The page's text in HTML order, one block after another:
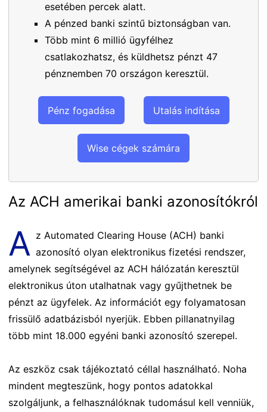
esetében percek alatt.
A pénzed banki szintű biztonságban van.
Több mint 6 millió ügyfélhez
csatlakozhatsz, és küldhetsz pénzt 47
pénznemben 70 országon keresztül.
Pénz fogadása Utalás indítása
Wise cégek számára
Az ACH amerikai banki azonosítókról
A z Automated Clearing House (ACH) banki
azonosító olyan elektronikus fizetési rendszer,
amelynek segítségével az ACH hálózatán keresztül
elektronikus úton utalhatnak vagy gyűjthetnek be
pénzt az ügyfelek. Az információt egy folyamatosan
frissülő adatbázisból nyerjük. Ebben pillanatnyilag
több mint 18.000 egyéni banki azonosító szerepel.
Az eszköz csak tájékoztató céllal használható. Noha
mindent megteszünk, hogy pontos adatokkal
szolgáljunk, a felhasználóknak tudomásul kell venniük,